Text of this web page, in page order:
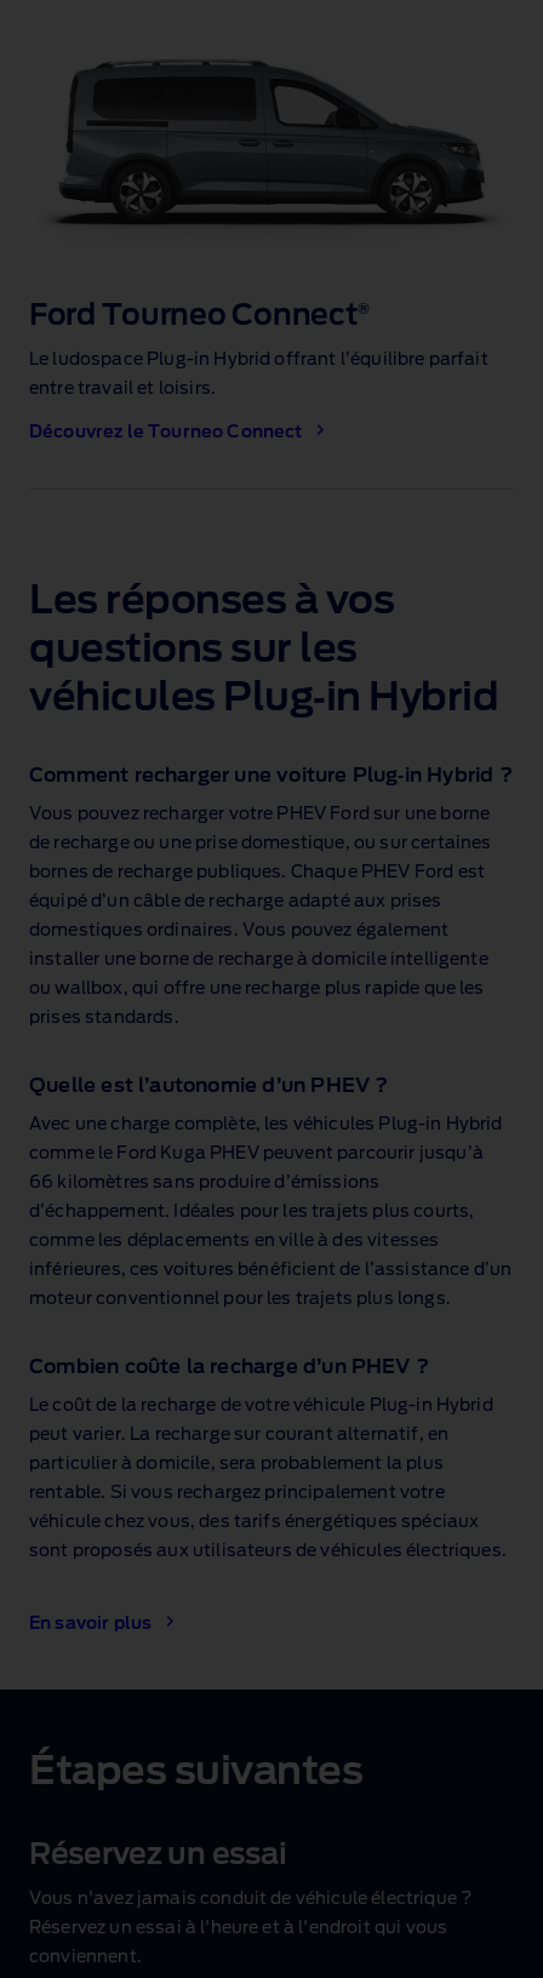
Ford Tourneo Connect®
Le ludospace Plug‑in Hybrid offrant l’équilibre parfait
entre travail et loisirs.
Découvrez le Tourneo Connect
Les réponses à vos
questions sur les
véhicules Plug‑in Hybrid
Comment recharger une voiture Plug‑in Hybrid ?
Vous pouvez recharger votre PHEV Ford sur une borne
de recharge ou une prise domestique, ou sur certaines
bornes de recharge publiques. Chaque PHEV Ford est
équipé d’un câble de recharge adapté aux prises
domestiques ordinaires. Vous pouvez également
installer une borne de recharge à domicile intelligente
ou wallbox, qui offre une recharge plus rapide que les
prises standards.
Quelle est l’autonomie d’un PHEV ?
Avec une charge complète, les véhicules Plug‑in Hybrid
comme le Ford Kuga PHEV peuvent parcourir jusqu’à
66 kilomètres sans produire d’émissions
d’échappement. Idéales pour les trajets plus courts,
comme les déplacements en ville à des vitesses
inférieures, ces voitures bénéficient de l’assistance d’un
moteur conventionnel pour les trajets plus longs.
Combien coûte la recharge d’un PHEV ?
Le coût de la recharge de votre véhicule Plug‑in Hybrid
peut varier. La recharge sur courant alternatif, en
particulier à domicile, sera probablement la plus
rentable. Si vous rechargez principalement votre
véhicule chez vous, des tarifs énergétiques spéciaux
sont proposés aux utilisateurs de véhicules électriques.
En savoir plus
Étapes suivantes
Réservez un essai
Vous n'avez jamais conduit de véhicule électrique ?
Réservez un essai à l'heure et à l'endroit qui vous
conviennent.